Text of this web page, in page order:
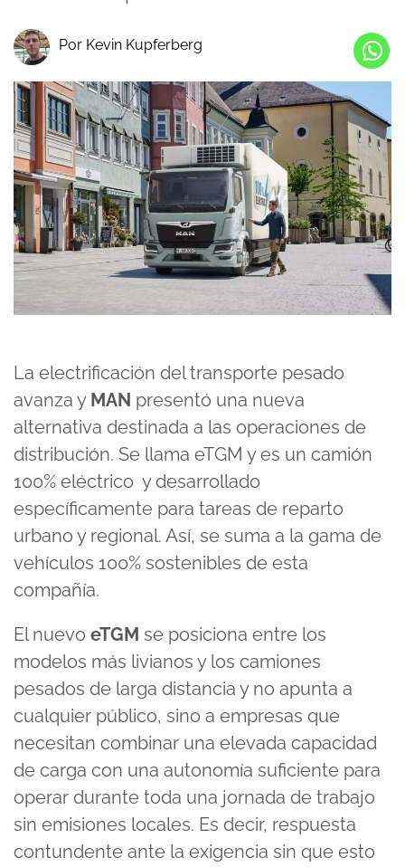
Por Kevin Kupferberg
La electrificación del transporte pesado
avanza y MAN presentó una nueva
alternativa destinada a las operaciones de
distribución. Se llama eTGM y es un camión
100% eléctrico y desarrollado
específicamente para tareas de reparto
urbano y regional. Así, se suma a la gama de
vehículos 100% sostenibles de esta
compañía.
El nuevo eTGM se posiciona entre los
modelos más livianos y los camiones
pesados de larga distancia y no apunta a
cualquier público, sino a empresas que
necesitan combinar una elevada capacidad
de carga con una autonomía suficiente para
operar durante toda una jornada de trabajo
sin emisiones locales. Es decir, respuesta
contundente ante la exigencia sin que esto